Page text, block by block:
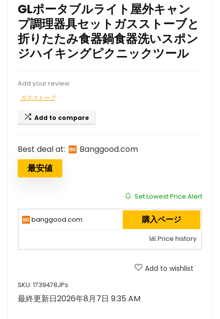
GLポータブルライト屋外キャン
プ調理器具セットガスストーブと
折りたたみ食器鍋食器洗いスポン
ジハイキングピクニックツール
Add your review
ガスストーブ
Add to compare
Best deal at: banggood.com
最安値
Set Lowest Price Alert
banggood.com 購入ページ
Price history
Add to wishlist
SKU: 1739478JPs
最終更新日2026年8月7日 9:35 AM